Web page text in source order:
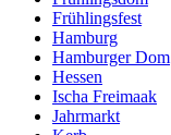
Frühlingsfest
Hamburg
Hamburger Dom
Hessen
Ischa Freimaak
Jahrmarkt